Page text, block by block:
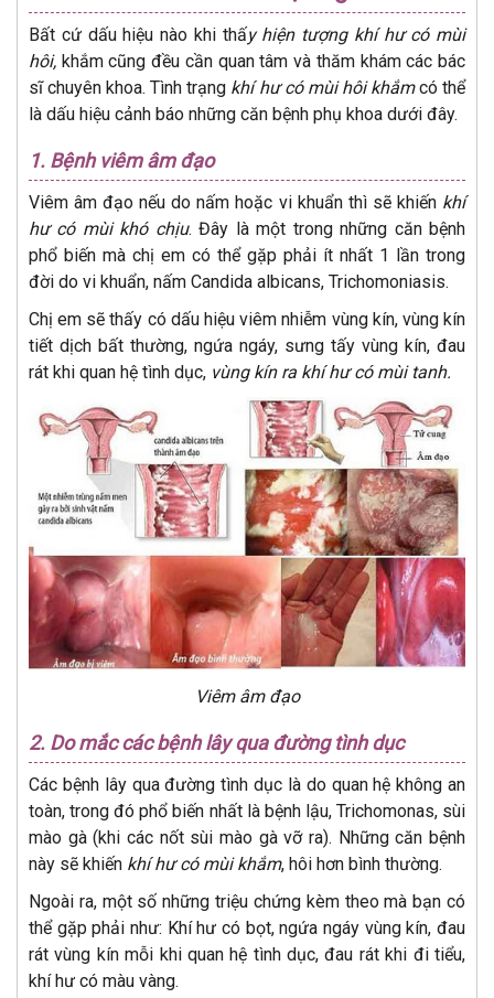
Bất cứ dấu hiệu nào khi thấy hiện tượng khí hư có mùi
hôi, khắm cũng đều cần quan tâm và thăm khám các bác
sĩ chuyên khoa. Tình trạng khí hư có mùi hôi khắmcó thể
là dấu hiệu cảnh báo những căn bệnh phụ khoa dưới đây.
1. Bệnh viêm âm đạo
Viêm âm đạo nếu do nấm hoặc vi khuẩn thì sẽ khiến khí
hư có mùi khó chịu. Đây là một trong những căn bệnh
phổ biến mà chị em có thể gặp phải ít nhất 1 lần trong
đời do vi khuẩn, nấm Candida albicans, Trichomoniasis.
Chị em sẽ thấy có dấu hiệu viêm nhiễm vùng kín, vùng kín
tiết dịch bất thường, ngứa ngáy, sưng tấy vùng kín, đau
rát khi quan hệ tình dục, vùng kín ra khí hư có mùi tanh.
Viêm âm đạo
2. Do mắc các bệnh lây qua đường tình dục
Các bệnh lây qua đường tình dục là do quan hệ không an
toàn, trong đó phổ biến nhất là bệnh lậu, Trichomonas, sùi
mào gà (khi các nốt sùi mào gà vỡ ra). Những căn bệnh
này sẽ khiến khí hư có mùi khắm, hôi hơn bình thường.
Ngoài ra, một số những triệu chứng kèm theo mà bạn có
thể gặp phải như: Khí hư có bọt, ngứa ngáy vùng kín, đau
rát vùng kín mỗi khi quan hệ tình dục, đau rát khi đi tiểu,
khí hư có màu vàng.